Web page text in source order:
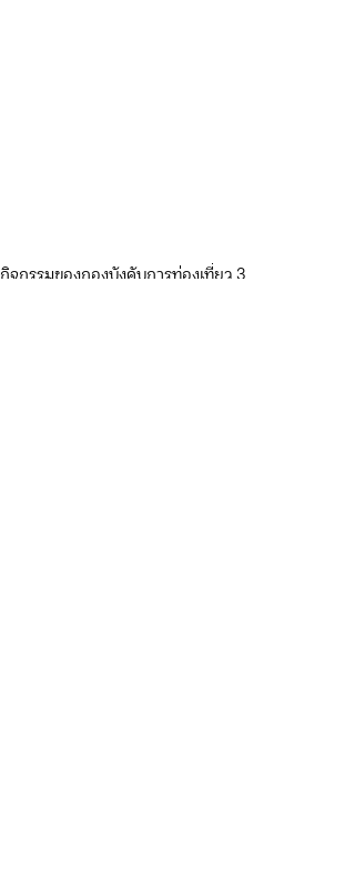
กิจกรรมของกองบังคับการท่องเที่ยว 3